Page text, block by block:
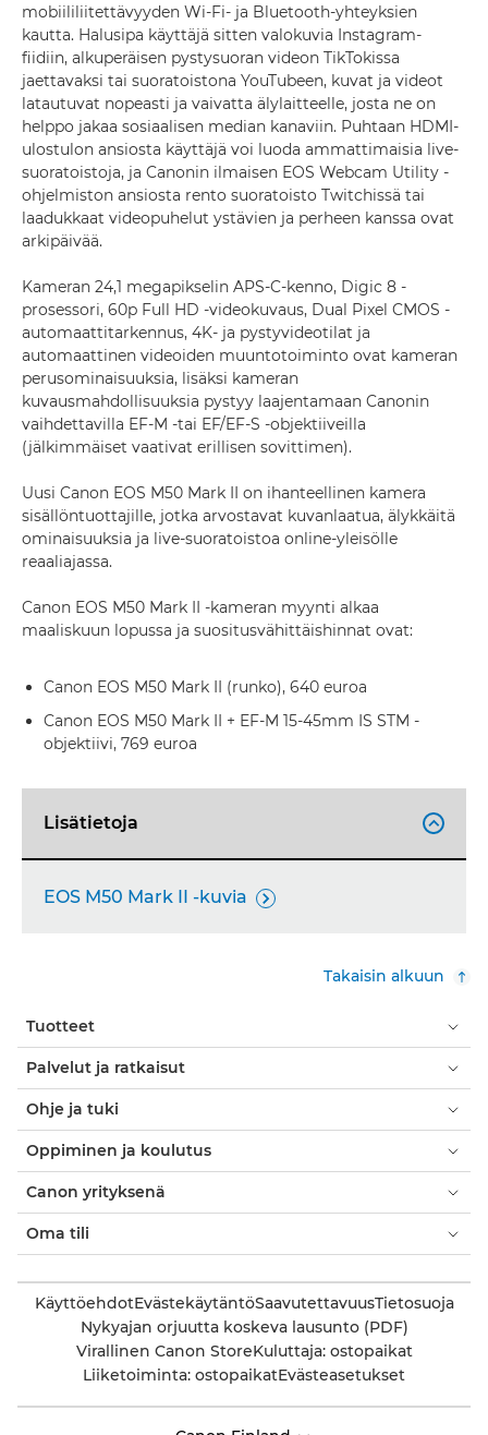
mobiililiitettävyyden Wi-Fi- ja Bluetooth-yhteyksien
kautta. Halusipa käyttäjä sitten valokuvia Instagram-
fiidiin, alkuperäisen pystysuoran videon TikTokissa
jaettavaksi tai suoratoistona YouTubeen, kuvat ja videot
latautuvat nopeasti ja vaivatta älylaitteelle, josta ne on
helppo jakaa sosiaalisen median kanaviin. Puhtaan HDMI-
ulostulon ansiosta käyttäjä voi luoda ammattimaisia live-
suoratoistoja, ja Canonin ilmaisen EOS Webcam Utility -
ohjelmiston ansiosta rento suoratoisto Twitchissä tai
laadukkaat videopuhelut ystävien ja perheen kanssa ovat
arkipäivää.
Kameran 24,1 megapikselin APS-C-kenno, Digic 8 -
prosessori, 60p Full HD -videokuvaus, Dual Pixel CMOS -
automaattitarkennus, 4K- ja pystyvideotilat ja
automaattinen videoiden muuntotoiminto ovat kameran
perusominaisuuksia, lisäksi kameran
kuvausmahdollisuuksia pystyy laajentamaan Canonin
vaihdettavilla EF-M -tai EF/EF-S -objektiiveilla
(jälkimmäiset vaativat erillisen sovittimen).
Uusi Canon EOS M50 Mark II on ihanteellinen kamera
sisällöntuottajille, jotka arvostavat kuvanlaatua, älykkäitä
ominaisuuksia ja live-suoratoistoa online-yleisölle
reaaliajassa.
Canon EOS M50 Mark II -kameran myynti alkaa
maaliskuun lopussa ja suositusvähittäishinnat ovat:
Canon EOS M50 Mark II (runko), 640 euroa
Canon EOS M50 Mark II + EF-M 15-45mm IS STM -
objektiivi, 769 euroa
Lisätietoja 
EOS M50 Mark II -kuvia 
Takaisin alkuun
Tuotteet
Palvelut ja ratkaisut
Ohje ja tuki
Oppiminen ja koulutus
Canon yrityksenä
Oma tili
KäyttöehdotEvästekäytäntöSaavutettavuusTietosuoja
Nykyajan orjuutta koskeva lausunto (PDF)
Virallinen Canon StoreKuluttaja: ostopaikat
Liiketoiminta: ostopaikatEvästeasetukset